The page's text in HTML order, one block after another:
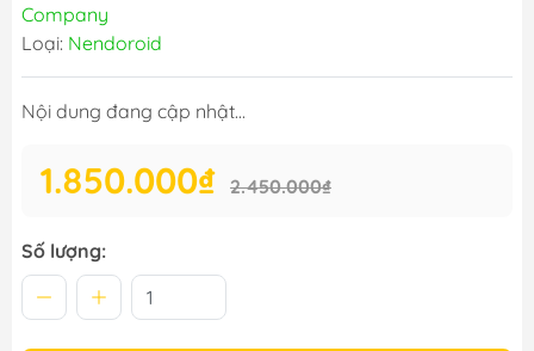
Company
Loại: Nendoroid
Nội dung đang cập nhật...
1.850.000₫ 2.450.000₫
Số lượng: